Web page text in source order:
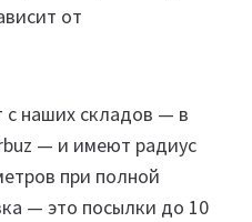
от
наших складов — в
— и имеют радиус
при полной
— это посылки до 10